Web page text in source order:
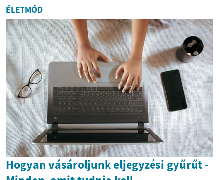
ÉLETMÓD
Hogyan vásároljunk eljegyzési gyűrűt -